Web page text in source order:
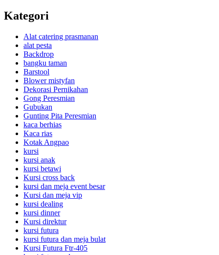
Kategori
Alat catering prasmanan
alat pesta
Backdrop
bangku taman
Barstool
Blower mistyfan
Dekorasi Pernikahan
Gong Peresmian
Gubukan
Gunting Pita Peresmian
kaca berhias
Kaca rias
Kotak Angpao
kursi
kursi anak
kursi betawi
Kursi cross back
kursi dan meja event besar
Kursi dan meja vip
kursi dealing
kursi dinner
Kursi direktur
kursi futura
kursi futura dan meja bulat
Kursi Futura Ftr-405